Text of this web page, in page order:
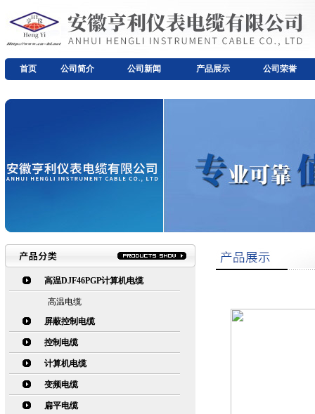
首页 公司简介 公司新闻 产品展示 公司荣誉
高温DJF46PGP计算机电缆
高温电缆
屏蔽控制电缆
控制电缆
计算机电缆
变频电缆
扁平电缆